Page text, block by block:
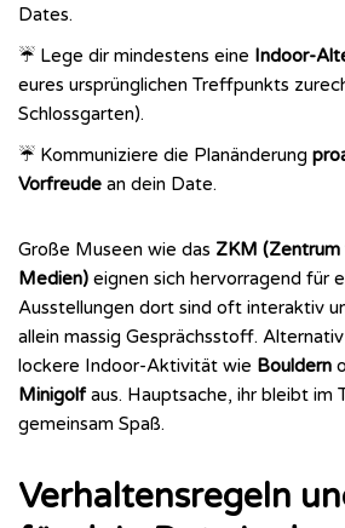
Dates.
☔ Lege dir mindestens eine Indoor-
eures ursprünglichen Treffpunkts
Schlossgarten).
☔ Kommuniziere die Planänderung
Vorfreude an dein Date.
Große Museen wie das ZKM (Zentrum
Medien) eignen sich hervorragend für
Ausstellungen dort sind oft interaktiv
allein massig Gesprächsstoff.
lockere Indoor-Aktivität wie Bouldern
Minigolfaus. Hauptsache, ihr bleibt im
gemeinsam Spaß.
Verhaltensregeln